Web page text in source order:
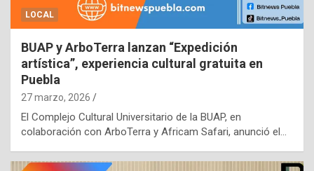
LOCAL
BUAP y ArboTerra lanzan “Expedición
artística”, experiencia cultural gratuita en
Puebla
27 marzo, 2026
El Complejo Cultural Universitario de la BUAP, en
colaboración con ArboTerra y Africam Safari, anunció el…